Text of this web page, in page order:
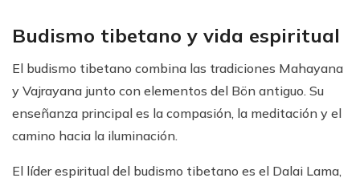
Budismo tibetano y vida espiritual
El budismo tibetano combina las tradiciones Mahayana
y Vajrayana junto con elementos del Bön antiguo. Su
enseñanza principal es la compasión, la meditación y el
camino hacia la iluminación.
El líder espiritual del budismo tibetano es el Dalai Lama,